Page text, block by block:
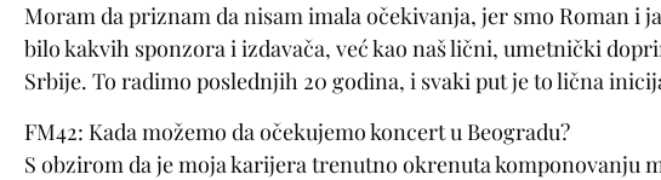
Moram da priznam da nisam imala očekivanja, jer smo Roman i
bilo kakvih sponzora i izdavača, već kao naš lični, umetnički
Srbije. To radimo poslednjih 20 godina, i svaki put je to lična
FM42: Kada možemo da očekujemo koncert u Beogradu?
S obzirom da je moja karijera trenutno okrenuta komponovanju